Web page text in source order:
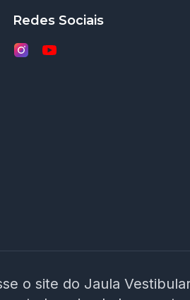
Redes Sociais
o site do Jaula